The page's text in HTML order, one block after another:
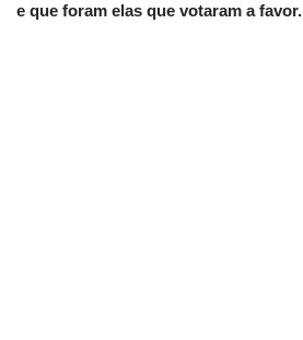
e que foram elas que votaram a favor.